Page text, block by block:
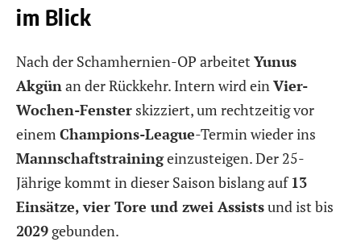
im Blick
Nach der Schamhernien-OP arbeitet Yunus
Akgünan der Rückkehr. Intern wird einVier-
Wochen-Fenster skizziert, um rechtzeitig vor
einem Champions-League-Termin wieder ins
Mannschaftstrainingeinzusteigen. Der 25-
Jährige kommt in dieser Saison bislang auf 13
Einsätze, vier Tore und zwei Assistsund ist bis
2029 gebunden.